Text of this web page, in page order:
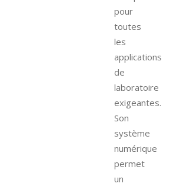
pour
toutes
les
applications
de
laboratoire
exigeantes.
Son
système
numérique
permet
un